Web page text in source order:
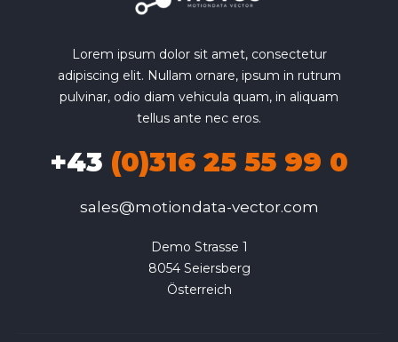
Lorem ipsum dolor sit amet, consectetur
adipiscing elit. Nullam ornare, ipsum in rutrum
pulvinar, odio diam vehicula quam, in aliquam
tellus ante nec eros.
+43 (0)316 25 55 99 0
sales@motiondata-vector.com
Demo Strasse 1
8054 Seiersberg
Österreich